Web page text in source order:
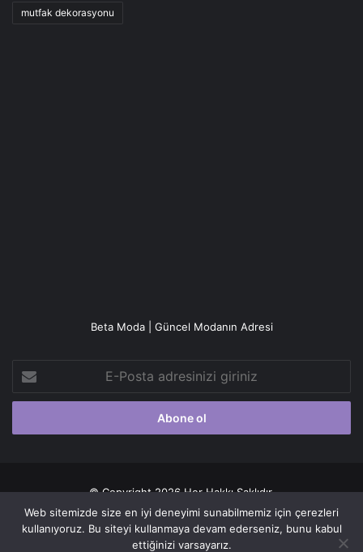
mutfak dekorasyonu
Beta Moda | Güncel Modanın Adresi
Posta
adresinizi
© Copyright 2026 Her Hakkı Saklıdır.
Gizlilik politikası
Web sitemizde size en iyi deneyimi sunabilmemiz için çerezleri
kullanıyoruz. Bu siteyi kullanmaya devam ederseniz, bunu kabul
ettiğinizi varsayarız.